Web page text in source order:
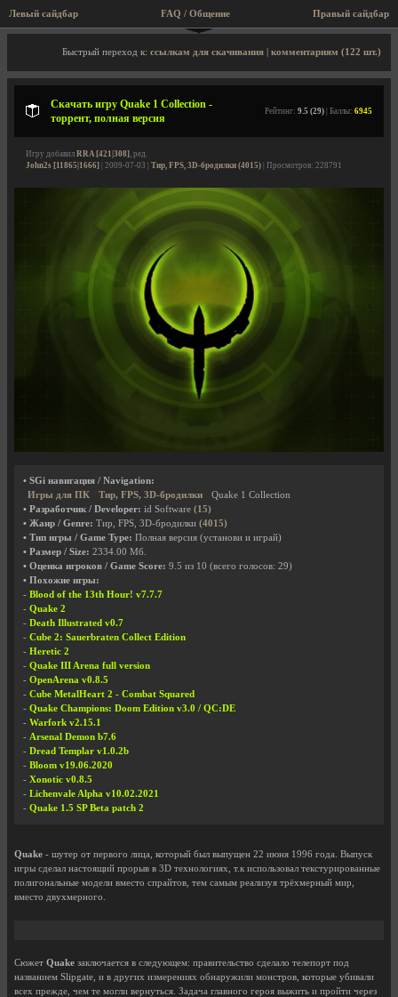
Левый сайдбар FAQ / Общение
Описание игры, торрент, скриншоты, видео
Быстрый переход к: ссылкам для скачивания комментариям (122 шт.)
Скачать игру Quake 1 Collection -
торрент, полная версия
Рейтинг: 9.5 (29) | Баллы: 6945
Игру добавил RRA [421|308], ред.
John2s [11865|1666] | 2009-07-03 | Тир, FPS, 3D-бродилки (4015) | Просмотров: 228791
• SGi навигация / Navigation:
Игры для ПК
Тир, FPS, 3D-бродилки
Quake 1 Collection
• Разработчик / Developer: id Software (15)
• Жанр / Genre: Тир, FPS, 3D-бродилки (4015)
• Тип игры / Game Type: Полная версия (установи и играй)
• Размер / Size: 2334.00 Мб.
• Оценка игроков / Game Score: 9.5 из 10 (всего голосов: 29)
• Похожие игры:
- Blood of the 13th Hour! v7.7.7
- Quake 2
- Death Illustrated v0.7
- Cube 2: Sauerbraten Collect Edition
- Heretic 2
- Quake III Arena full version
- OpenArena v0.8.5
- Cube MetalHeart 2 - Combat Squared
- Quake Champions: Doom Edition v3.0 / QC:DE
- Warfork v2.15.1
- Arsenal Demon b7.6
- Dread Templar v1.0.2b
- Bloom v19.06.2020
- Xonotic v0.8.5
- Lichenvale Alpha v10.02.2021
- Quake 1.5 SP Beta patch 2
Quake - шутер от первого лица, который был выпущен 22 июня 1996 года. Выпуск
игры сделал настоящий прорыв в 3D технологиях, т.к использовал текстурированные
полигональные модели вместо спрайтов, тем самым реализуя трёхмерный мир,
вместо двухмерного.
Сюжет Quake заключается в следующем: правительство сделало телепорт под
названием Slipgate, и в других измерениях обнаружили монстров, которые убивали
всех прежде, чем те могли вернуться. Задача главного героя выжить и пройти через